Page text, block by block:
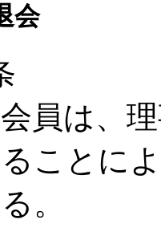
会
員は、
ことに
。